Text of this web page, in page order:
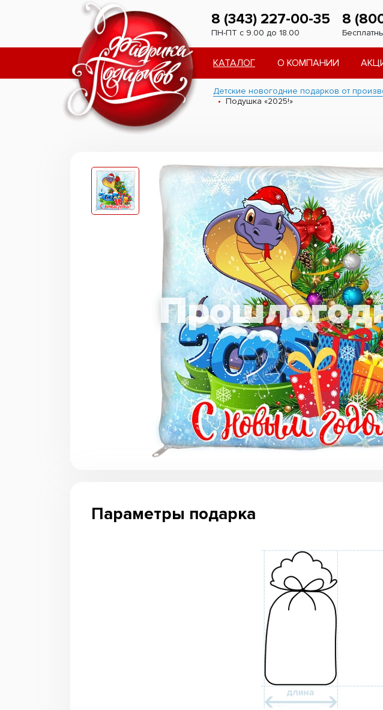
8 (343) 227-00-35
ПН-ПТ с 9.00 до 18.00
8
КАТАЛОГ О КОМПАНИИ
Детские новогодние подарков от
Подушка «2025!»
Параметры подарка